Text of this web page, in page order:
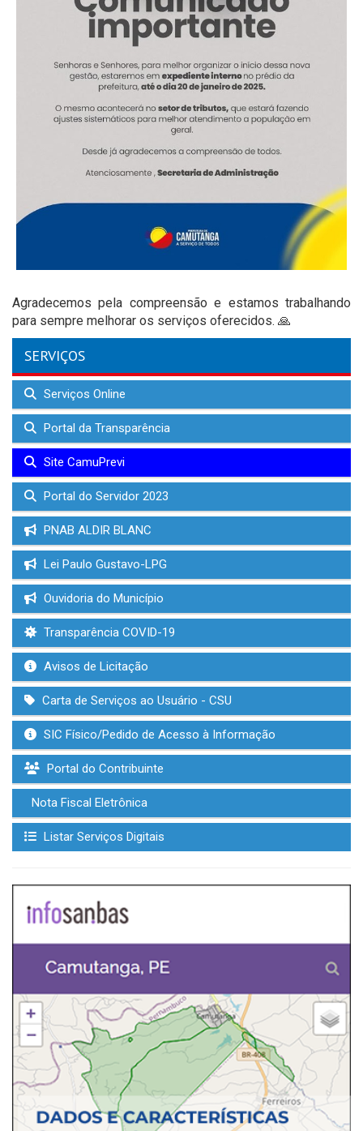
Agradecemos pela compreensão e estamos trabalhando
para sempre melhorar os serviços oferecidos. 🙏
SERVIÇOS
Serviços Online
Portal da Transparência
Site CamuPrevi
Portal do Servidor 2023
PNAB ALDIR BLANC
Lei Paulo Gustavo-LPG
Ouvidoria do Município
Transparência COVID-19
Avisos de Licitação
Carta de Serviços ao Usuário - CSU
SIC Físico/Pedido de Acesso à Informação
Portal do Contribuinte
Nota Fiscal Eletrônica
Listar Serviços Digitais